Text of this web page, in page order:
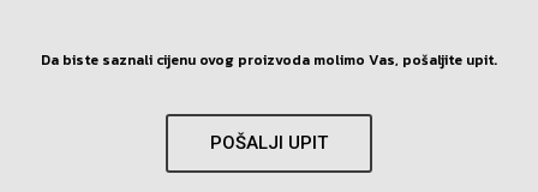
Da biste saznali cijenu ovog proizvoda molimo Vas, pošaljite upit.
POŠALJI UPIT